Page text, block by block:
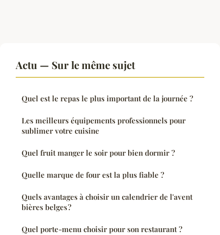
Actu — Sur le même sujet
Quel est le repas le plus important de la journée ?
Les meilleurs équipements professionnels pour
sublimer votre cuisine
Quel fruit manger le soir pour bien dormir ?
Quelle marque de four est la plus fiable ?
Quels avantages à choisir un calendrier de l'avent
bières belges ?
Quel porte-menu choisir pour son restaurant ?